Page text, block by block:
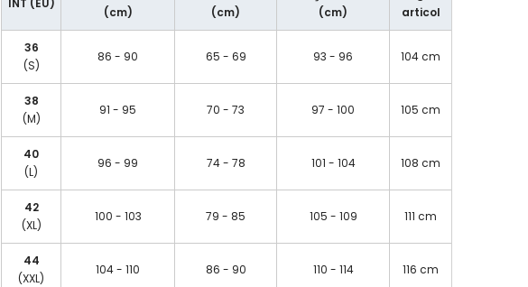
(cm)
(cm)
(cm)
articol
36
(S)
86 - 90 65 - 69 93 - 96 104 cm
38
(M)
91 - 95 70 - 73 97 - 100 105 cm
40
(L)
96 - 99 74 - 78 101 - 104 108 cm
42
(XL)
100 - 103 79 - 85 105 - 109 111 cm
44
(XXL)
104 - 110 86 - 90 110 - 114 116 cm